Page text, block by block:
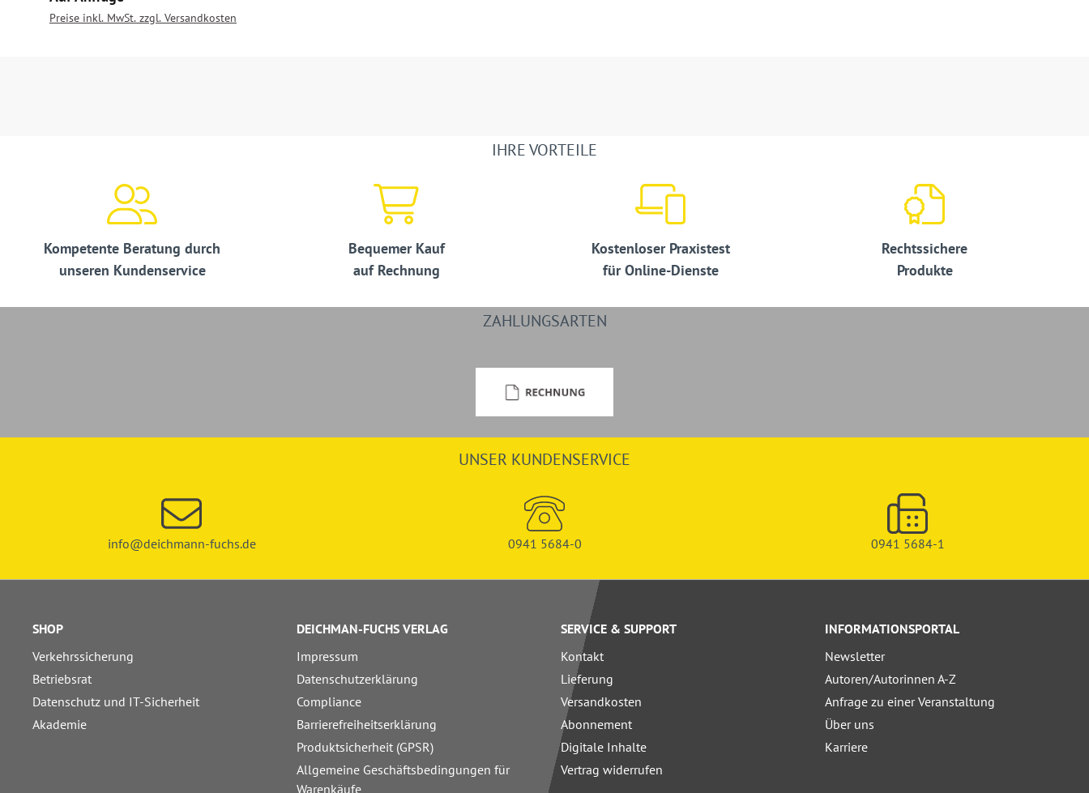
Preise inkl. MwSt. zzgl. Versandkosten
IHRE VORTEILE
Kompetente Beratung durch
unseren Kundenservice
Bequemer Kauf
auf Rechnung
Kostenloser Praxistest
für Online-Dienste
Rechtssichere
Produkte
ZAHLUNGSARTEN
UNSER KUNDENSERVICE
info@deichmann-fuchs.de 0941 5684-0 0941 5684-1
SHOP
Verkehrssicherung
Betriebsrat
Datenschutz und IT-Sicherheit
Akademie
DEICHMAN-FUCHS VERLAG
Impressum
Datenschutzerklärung
Compliance
Barrierefreiheitserklärung
Produktsicherheit (GPSR)
Allgemeine Geschäftsbedingungen für
Warenkäufe
SERVICE & SUPPORT
Kontakt
Lieferung
Versandkosten
Abonnement
Digitale Inhalte
Vertrag widerrufen
INFORMATIONSPORTAL
Newsletter
Autoren/Autorinnen A-Z
Anfrage zu einer Veranstaltung
Über uns
Karriere